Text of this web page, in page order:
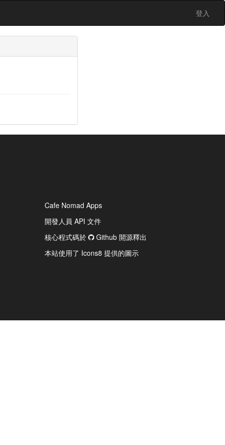
登入
Cafe Nomad Apps
開發人員 API 文件
核心程式碼於
Github 開源釋出
本站使用了 Icons8 提供的圖示